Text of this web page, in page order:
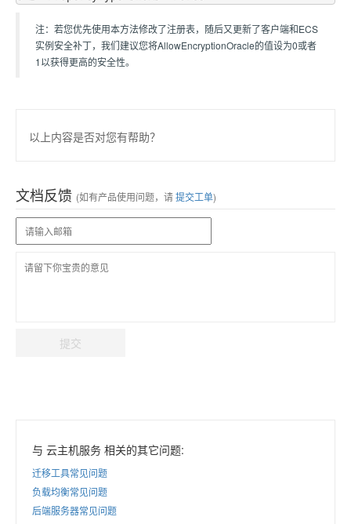
注：若您优先使用本方法修改了注册表，随后又更新了客户端和ECS
实例安全补丁，我们建议您将AllowEncryptionOracle的值设为0或者
1以获得更高的安全性。
以上内容是否对您有帮助？
文档反馈 (如有产品使用问题，请提交工单)
提交
与 云主机服务 相关的其它问题:
迁移工具常见问题
负载均衡常见问题
后端服务器常见问题